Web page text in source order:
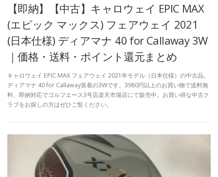
【即納】【中古】キャロウェイ EPIC MAX
(エピック マックス) フェアウェイ 2021
(日本仕様) ディアマナ 40 for Callaway 3W
｜価格・送料・ポイント還元まとめ
キャロウェイ EPIC MAX フェアウェイ 2021年モデル（日本仕様）の中古品。
ディアマナ 40 for Callaway装着の3Wです。3980円以上のお買い物で送料無
料、即納対応でゴルフエース3号店楽天市場店にて販売中。お買い得な中古ク
ラブをお探しの方はぜひご覧ください。